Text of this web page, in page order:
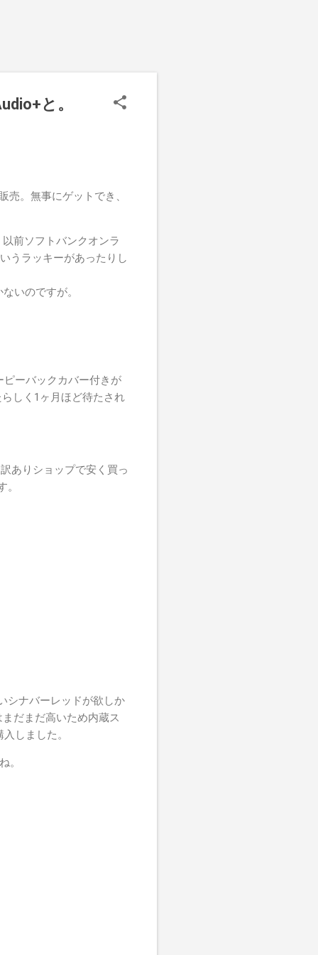
と。
売。無事にゲットでき、
前ソフトバンクオンラ
うラッキーがあったりし
いのですが。
ピーバックカバー付きが
しく1ヶ月ほど待たされ
ありショップで安く買っ
シナバーレッドが欲しか
だまだ高いため内蔵ス
しました。
。